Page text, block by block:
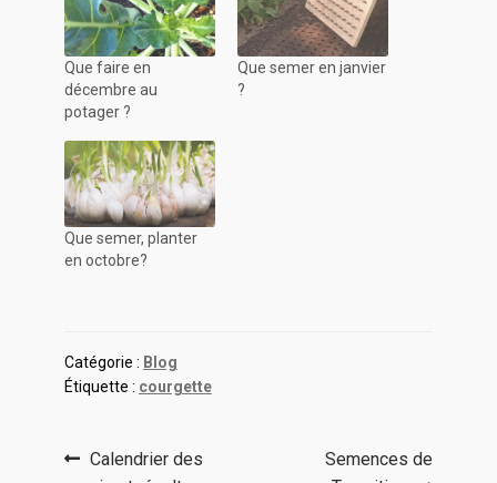
Que faire en
décembre au
potager ?
Que semer en janvier
?
Que semer, planter
en octobre?
Catégorie : Blog
Étiquette : courgette
Navigation
Article
Calendrier des
Article
Semences de